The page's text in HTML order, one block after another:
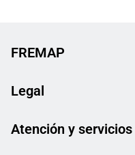
FREMAP
Legal
Atención y servicios